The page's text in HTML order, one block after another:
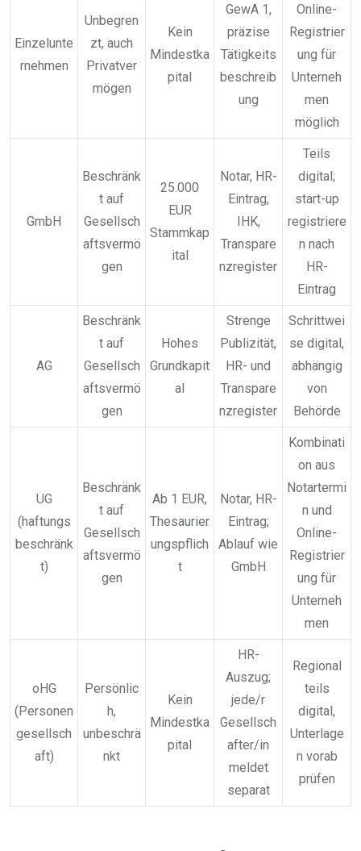
Einzelunte
rnehmen
Unbegren
zt, auch
Privatver
mögen
Kein
Mindestka
pital
GewA 1,
präzise
Tätigkeits
beschreib
ung
Online-
Registrier
ung für
Unterneh
men
möglich
GmbH
Beschränk
t auf
Gesellsch
aftsvermö
gen
25.000
EUR
Stammkap
ital
Notar, HR-
Eintrag,
IHK,
Transpare
nzregister
Teils
digital;
start-up
registriere
n nach
HR-
Eintrag
AG
Beschränk
t auf
Gesellsch
aftsvermö
gen
Hohes
Grundkapit
al
Strenge
Publizität,
HR- und
Transpare
nzregister
Schrittwei
se digital,
abhängig
von
Behörde
UG
(haftungs
beschränk
t)
Beschränk
t auf
Gesellsch
aftsvermö
gen
Ab 1 EUR,
Thesaurier
ungspflich
t
Notar, HR-
Eintrag;
Ablauf wie
GmbH
Kombinati
on aus
Notartermi
n und
Online-
Registrier
ung für
Unterneh
men
oHG
(Personen
gesellsch
aft)
Persönlic
h,
unbeschrä
nkt
Kein
Mindestka
pital
HR-
Auszug;
jede/r
Gesellsch
after/in
meldet
separat
Regional
teils
digital,
Unterlage
n vorab
prüfen